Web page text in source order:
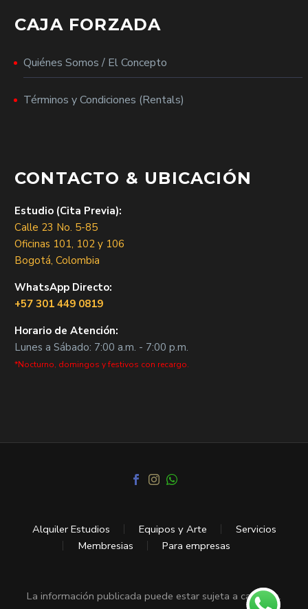
CAJA FORZADA
Quiénes Somos / El Concepto
Términos y Condiciones (Rentals)
CONTACTO & UBICACIÓN
Estudio (Cita Previa):
Calle 23 No. 5-85
Oficinas 101, 102 y 106
Bogotá, Colombia
WhatsApp Directo:
+57 301 449 0819
Horario de Atención:
Lunes a Sábado: 7:00 a.m. - 7:00 p.m.
*Nocturno, domingos y festivos con recargo.
Alquiler Estudios Equipos y Arte
Servicios
Membresias
Para empresas
La información publicada puede estar sujeta a cambios.